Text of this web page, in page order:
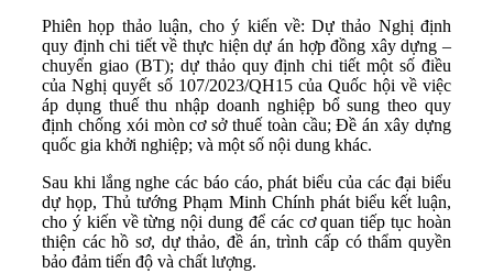
Phiên họp thảo luận, cho ý kiến về: Dự thảo Nghị định
quy định chi tiết về thực hiện dự án hợp đồng xây dựng –
chuyển giao (BT); dự thảo quy định chi tiết một số điều
của Nghị quyết số 107/2023/QH15 của Quốc hội về việc
áp dụng thuế thu nhập doanh nghiệp bổ sung theo quy
định chống xói mòn cơ sở thuế toàn cầu; Đề án xây dựng
quốc gia khởi nghiệp; và một số nội dung khác.
Sau khi lắng nghe các báo cáo, phát biểu của các đại biểu
dự họp, Thủ tướng Phạm Minh Chính phát biểu kết luận,
cho ý kiến về từng nội dung để các cơ quan tiếp tục hoàn
thiện các hồ sơ, dự thảo, đề án, trình cấp có thẩm quyền
bảo đảm tiến độ và chất lượng.